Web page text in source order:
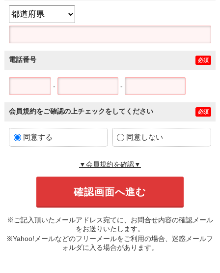
電話番号 必須
- -
会員規約をご確認の上チェックをしてください 必須
同意する 同意しない
▼会員規約を確認▼
※ご記入頂いたメールアドレス宛てに、お問合せ内容の確認メール
をお送りいたします。
※Yahoo!メールなどのフリーメールをご利用の場合、迷惑メールフ
ォルダに入る場合があります。